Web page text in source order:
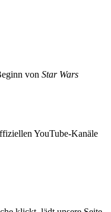
von Star Wars
YouTube-Kanäle